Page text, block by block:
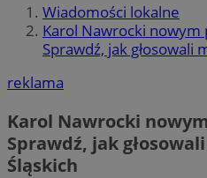
Wiadomości lokalne
Karol Nawrocki nowym
Sprawdź, jak głosowali
reklama
Karol Nawrocki
Sprawdź, jak
Śląskich